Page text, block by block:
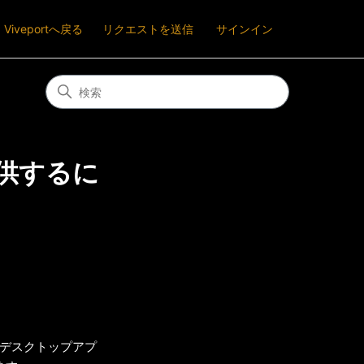
Viveportへ戻る リクエストを送信 サインイン
するに
スクトップアプ